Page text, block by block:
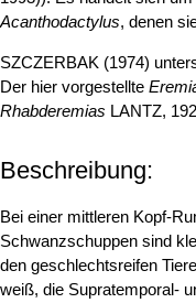
Acanthodactylus, denen
SZCZERBAK (1974)
Der hier vorgestellte
Rhabderemias LANTZ,
Beschreibung:
Bei einer mittleren Kopf-
Schwanzschuppen sind
den geschlechtsreifen
weiß, die Supratemporal-